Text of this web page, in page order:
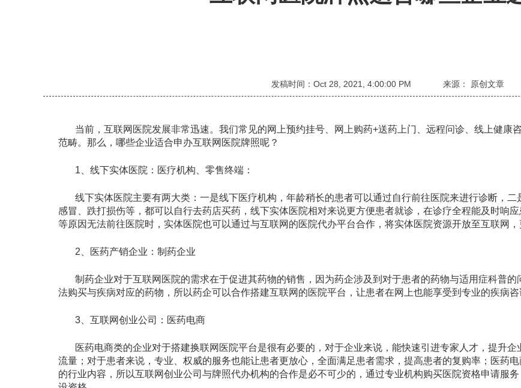
发稿时间：Oct 28, 2021, 4:00:00 PM 来源： 原创文章
当前，互联网医院发展非常迅速。我们常见的网上预约挂号、网上购药+送药上门、远程问诊、线上健康
范畴。那么，哪些企业适合申办互联网医院牌照呢？
1、线下实体医院：医疗机构、零售终端：
线下实体医院主要有两大类：一是线下医疗机构，年龄稍长的患者可以通过自行前往医院来进行诊断，
感冒、跌打损伤等，都可以自行去药店买药，线下实体医院相对来说更方便患者就诊，在诊疗全程能及时响
等原因无法前往医院时，实体医院也可以通过与互联网的医院代办平台合作，将实体医院资源开放至互联网，
2、医药产销企业：制药企业
制药企业对于互联网医院的需求在于促进其药物的销售，因为药企涉及到对于患者的药物与适用症科普
法购买与疾病对应的药物，所以药企可以合作搭建互联网的医院平台，让患者在网上也能享受到专业的疾病咨
3、互联网创业公司：医药电商
医药电商类的企业对于搭建换联网医院平台是很有必要的，对于企业来说，能快速引进专家人才，提升
流量；对于患者来说，专业、权威的服务也能让患者更放心，全面满足患者需求，提高患者的复购率；医药
的行业内容，所以互联网创业公司与牌照代办机构的合作是必不可少的，通过专业机构购买医院资格申请服